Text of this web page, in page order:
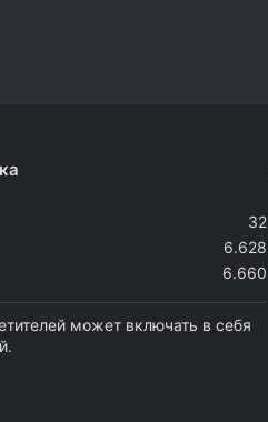
32
6.628
6.660
может включать в себя